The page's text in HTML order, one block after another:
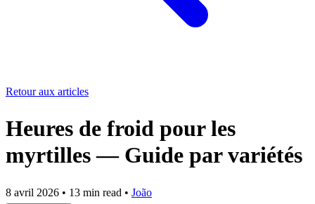
Retour aux articles
Heures de froid pour les
myrtilles — Guide par variétés
8 avril 2026 • 13 min read • João